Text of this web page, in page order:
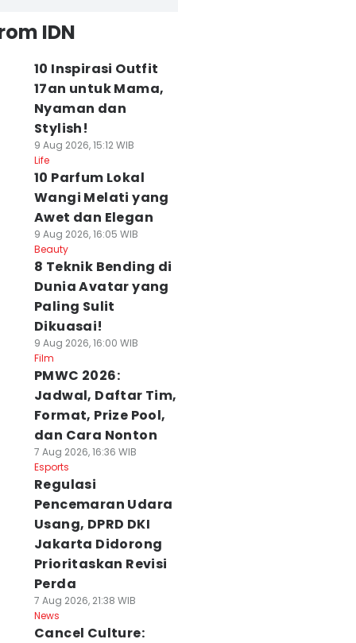
IDN
10 Inspirasi Outfit
17an untuk Mama,
Nyaman dan
Stylish!
9 Aug 2026, 15:12 WIB
Life
10 Parfum Lokal
Wangi Melati yang
Awet dan Elegan
9 Aug 2026, 16:05 WIB
Beauty
8 Teknik Bending di
Dunia Avatar yang
Paling Sulit
Dikuasai!
9 Aug 2026, 16:00 WIB
Film
PMWC 2026:
Jadwal, Daftar Tim,
Format, Prize Pool,
dan Cara Nonton
7 Aug 2026, 16:36 WIB
Esports
Regulasi
Pencemaran Udara
Usang, DPRD DKI
Jakarta Didorong
Prioritaskan Revisi
Perda
7 Aug 2026, 21:38 WIB
News
Cancel Culture: